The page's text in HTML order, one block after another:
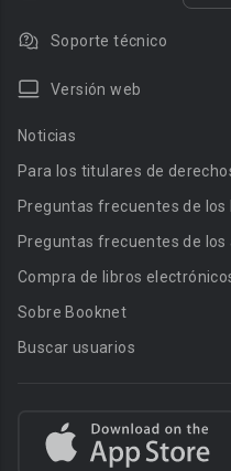
Soporte técnico
Versión web
Noticias
Para los titulares de
Preguntas frecuentes de los
Preguntas frecuentes de los
Compra de libros
Sobre Booknet
Buscar usuarios